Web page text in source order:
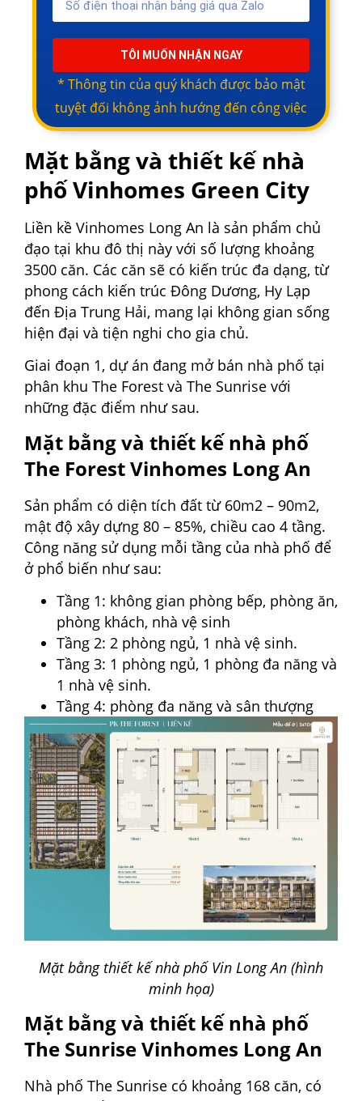
TÔI MUỐN NHẬN NGAY
* Thông tin của quý khách được bảo mật
tuyệt đối không ảnh hướng đến công việc
Mặt bằng và thiết kế nhà
phố Vinhomes Green City
Liền kề Vinhomes Long An là sản phẩm chủ
đạo tại khu đô thị này với số lượng khoảng
3500 căn. Các căn sẽ có kiến trúc đa dạng, từ
phong cách kiến trúc Đông Dương, Hy Lạp
đến Địa Trung Hải, mang lại không gian sống
hiện đại và tiện nghi cho gia chủ.
Giai đoạn 1, dự án đang mở bán nhà phố tại
phân khu The Forest và The Sunrise với
những đặc điểm như sau.
Mặt bằng và thiết kế nhà phố
The Forest Vinhomes Long An
Sản phẩm có diện tích đất từ 60m2 – 90m2,
mật độ xây dựng 80 – 85%, chiều cao 4 tầng.
Công năng sử dụng mỗi tầng của nhà phố để
ở phổ biến như sau:
Tầng 1: không gian phòng bếp, phòng ăn,
phòng khách, nhà vệ sinh
Tầng 2: 2 phòng ngủ, 1 nhà vệ sinh.
Tầng 3: 1 phòng ngủ, 1 phòng đa năng và
1 nhà vệ sinh.
Tầng 4: phòng đa năng và sân thượng
Mặt bằng thiết kế nhà phố Vin Long An (hình
minh họa)
Mặt bằng và thiết kế nhà phố
The Sunrise Vinhomes Long An
Nhà phố The Sunrise có khoảng 168 căn, có